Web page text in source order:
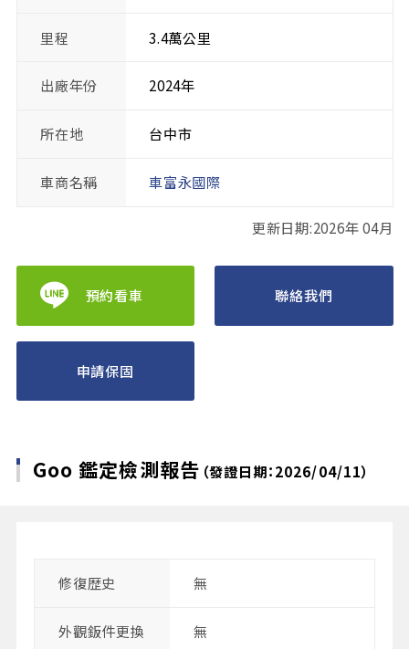
里程 3.4萬公里
出廠年份 2024年
所在地 台中市
車商名稱 車富永國際
更新日期:2026年 04月
預約看車 聯絡我們
申請保固
Goo 鑑定檢測報告 （發證日期：2026/04/11）
修復歴史 無
外觀鈑件更換 無